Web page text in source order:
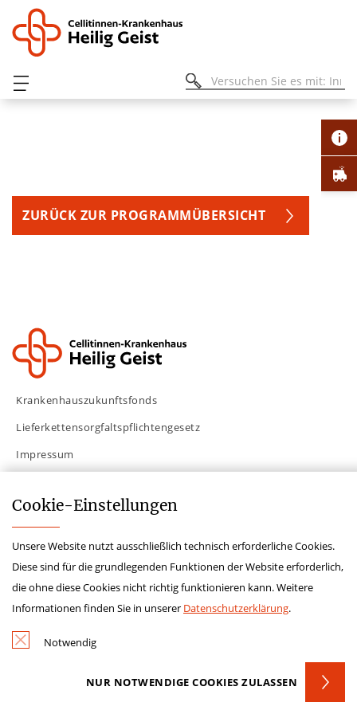
ZURÜCK ZUR PROGRAMMÜBERSICHT
Krankenhauszukunftsfonds
Lieferkettensorgfaltspflichtengesetz
Impressum
Datenschutz
Cookie-­Einstellungen
Unsere Website nutzt ausschließlich technisch erforderliche Cookies.
Diese sind für die grundlegenden Funktionen der Website erforderlich,
die ohne diese Cookies nicht richtig funktionieren kann. Weitere
Informationen finden Sie in unserer Datenschutzerklärung.
Notwendig
NUR NOTWENDIGE COOKIES ZULASSEN